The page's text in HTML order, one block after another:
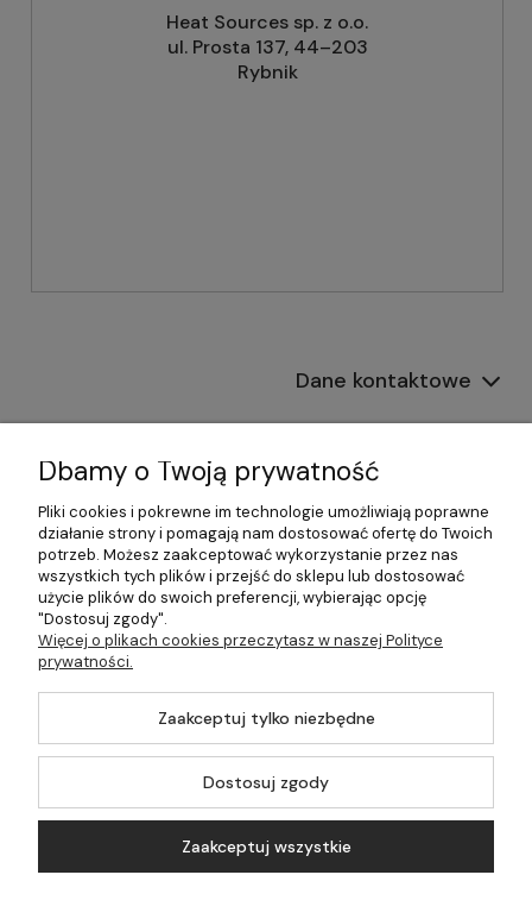
Heat Sources sp. z o.o.
ul. Prosta 137, 44–203
Rybnik
Dane kontaktowe
Informacje
Płatności i dostawa
Pomoc
Moje konto
©2026 Wszelkie Prawa Zastrzeżone | 499.pl - najlepszy sklep z
Dbamy o Twoją prywatność
Pliki cookies i pokrewne im technologie umożliwiają poprawne
działanie strony i pomagają nam dostosować ofertę do Twoich
potrzeb. Możesz zaakceptować wykorzystanie przez nas
wszystkich tych plików i przejść do sklepu lub dostosować
użycie plików do swoich preferencji, wybierając opcję
"Dostosuj zgody".
Więcej o plikach cookies przeczytasz w naszej Polityce
prywatności.
Zaakceptuj tylko niezbędne
Dostosuj zgody
Zaakceptuj wszystkie